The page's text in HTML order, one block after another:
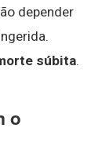
depender
súbita.
o